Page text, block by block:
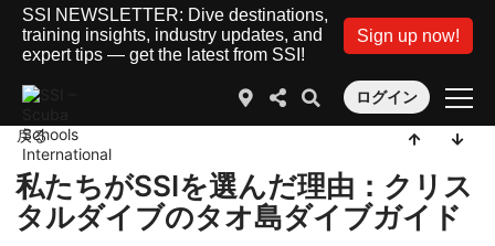
SSI NEWSLETTER: Dive destinations,
training insights, industry updates, and
expert tips — get the latest from SSI!
Sign up now!
ログイン
戻る
私たちがSSIを選んだ理由：クリス
タルダイブのタオ島ダイブガイド